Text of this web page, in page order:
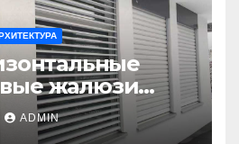
жалюзи
окон?
ADMIN